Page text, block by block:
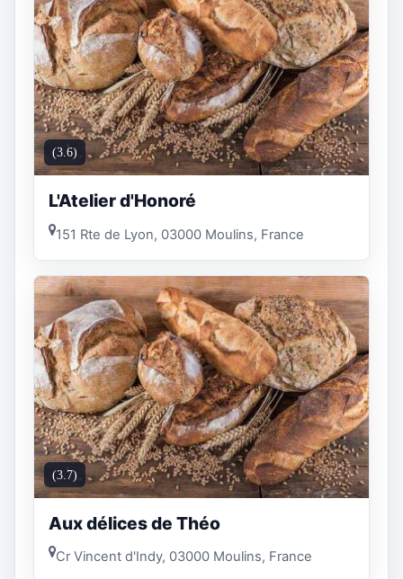
(3.6)
L'Atelier d'Honoré
151 Rte de Lyon, 03000 Moulins, France
(3.7)
Aux délices de Théo
Cr Vincent d'Indy, 03000 Moulins, France